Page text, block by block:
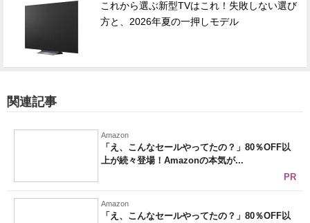
これから選ぶ新型TVはこれ！失敗しない選び
方と、2026年夏の一押しモデル
関連記事
Amazon
「え、こんなセールやってたの？」80％OFF以
上が続々登場！Amazonの本気が...
PR
Amazon
「え、こんなセールやってたの？」80％OFF以